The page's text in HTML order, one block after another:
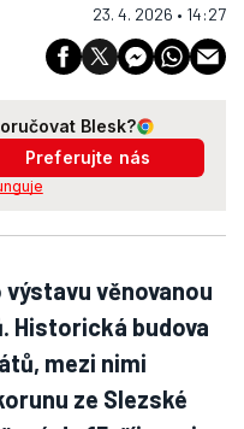
23. 4. 2026 • 14:27
Blesk?
Preferujte nás
věnovanou
Historická budova
mezi nimi
ze Slezské